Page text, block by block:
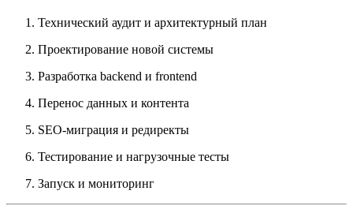
Технический аудит и архитектурный план
Проектирование новой системы
Разработка backend и frontend
Перенос данных и контента
SEO-миграция и редиректы
Тестирование и нагрузочные тесты
Запуск и мониторинг